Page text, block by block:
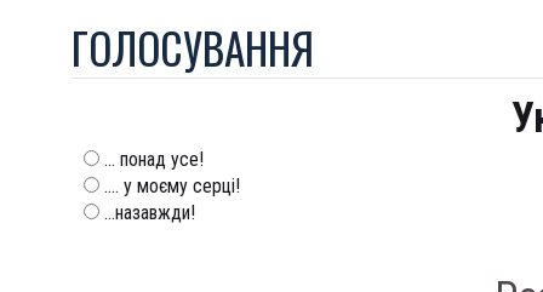
ГОЛОСУВАННЯ
... понад усе!
.... у моєму серці!
...назавжди!